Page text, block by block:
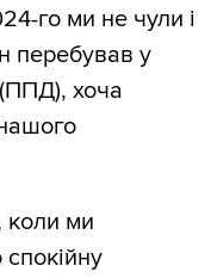
го ми не чули і
перебував у
(ППД), хоча
коли ми